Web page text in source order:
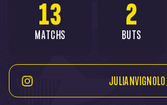
13
MATCHS
2
BUTS
JULIANVIGNOLO_